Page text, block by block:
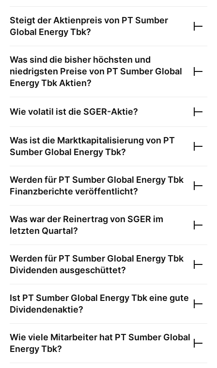
Steigt der Aktienpreis von PT Sumber
Global Energy Tbk?
Was sind die bisher höchsten und
niedrigsten Preise von PT Sumber Global
Energy Tbk Aktien?
Wie volatil ist die SGER-Aktie?
Was ist die Marktkapitalisierung von PT
Sumber Global Energy Tbk?
Werden für PT Sumber Global Energy Tbk
Finanzberichte veröffentlicht?
Was war der Reinertrag von SGER im
letzten Quartal?
Werden für PT Sumber Global Energy Tbk
Dividenden ausgeschüttet?
Ist PT Sumber Global Energy Tbkeine gute
Dividendenaktie?
Wie viele Mitarbeiter hat PT Sumber Global
Energy Tbk?